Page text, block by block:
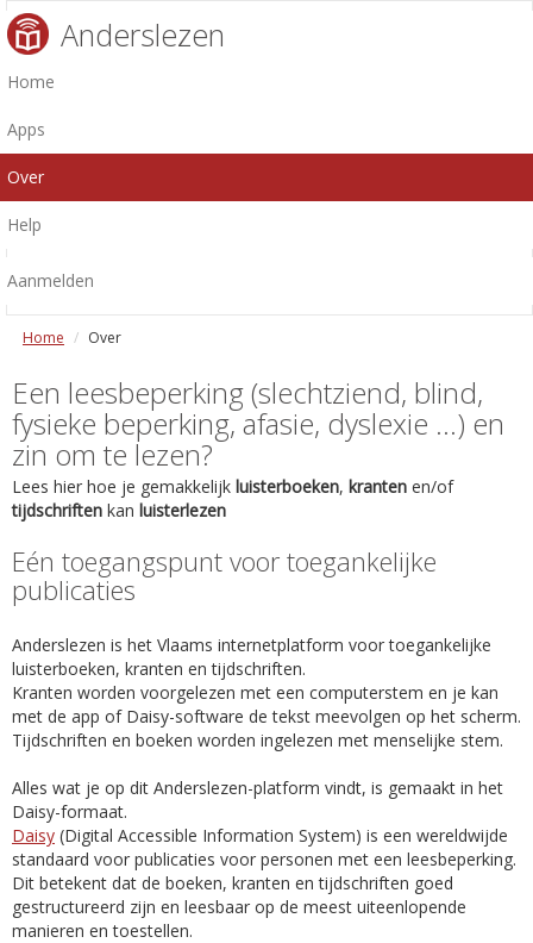
Anderslezen
Home
Apps
Over
Help
Aanmelden
Home Over
Een leesbeperking (slechtziend, blind,
fysieke beperking, afasie, dyslexie ...) en
zin om te lezen?
Lees hier hoe je gemakkelijk luisterboeken, kranten en/of
tijdschriften kan luisterlezen
Eén toegangspunt voor toegankelijke
publicaties
Anderslezen is het Vlaams internetplatform voor toegankelijke
luisterboeken, kranten en tijdschriften.
Kranten worden voorgelezen met een computerstem en je kan
met de app of Daisy-software de tekst meevolgen op het scherm.
Tijdschriften en boeken worden ingelezen met menselijke stem.
Alles wat je op dit Anderslezen-platform vindt, is gemaakt in het
Daisy-formaat.
Daisy (Digital Accessible Information System) is een wereldwijde
standaard voor publicaties voor personen met een leesbeperking.
Dit betekent dat de boeken, kranten en tijdschriften goed
gestructureerd zijn en leesbaar op de meest uiteenlopende
manieren en toestellen.